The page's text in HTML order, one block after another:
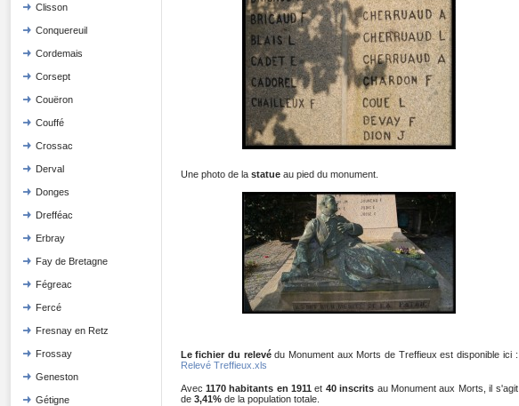
Clisson
Conquereuil
Cordemais
Corsept
Couëron
Couffé
Crossac
Derval
Donges
Drefféac
Erbray
Fay de Bretagne
Fégreac
Fercé
Fresnay en Retz
Frossay
Geneston
Gétigne
Une photo de lastatueau pied du monument.
Le fichier du relevédu Monument aux Morts de Treffieux est disponible ici :
Relevé Treffieux.xls
Avec 1170 habitants en 1911 et 40 inscrits au Monument aux Morts, il s'agit
de 3,41%de la population totale.